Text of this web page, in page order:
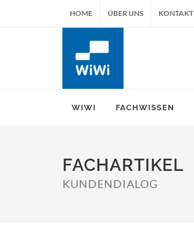
HOME ÜBER UNS KONTAKT
WIWI FACHWISSEN
FACHARTIKEL
KUNDENDIALOG